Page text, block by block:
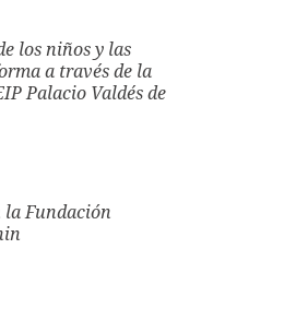
los niños y las
a través de la
Palacio Valdés de
la Fundación